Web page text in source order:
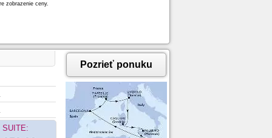
zobrazenie ceny.
SUITE:
Pozrieť ponuku